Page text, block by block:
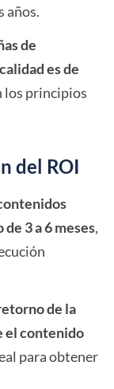
años.
de
es de
los principios
del ROI
3 a 6 meses,
de la
el contenido
para obtener